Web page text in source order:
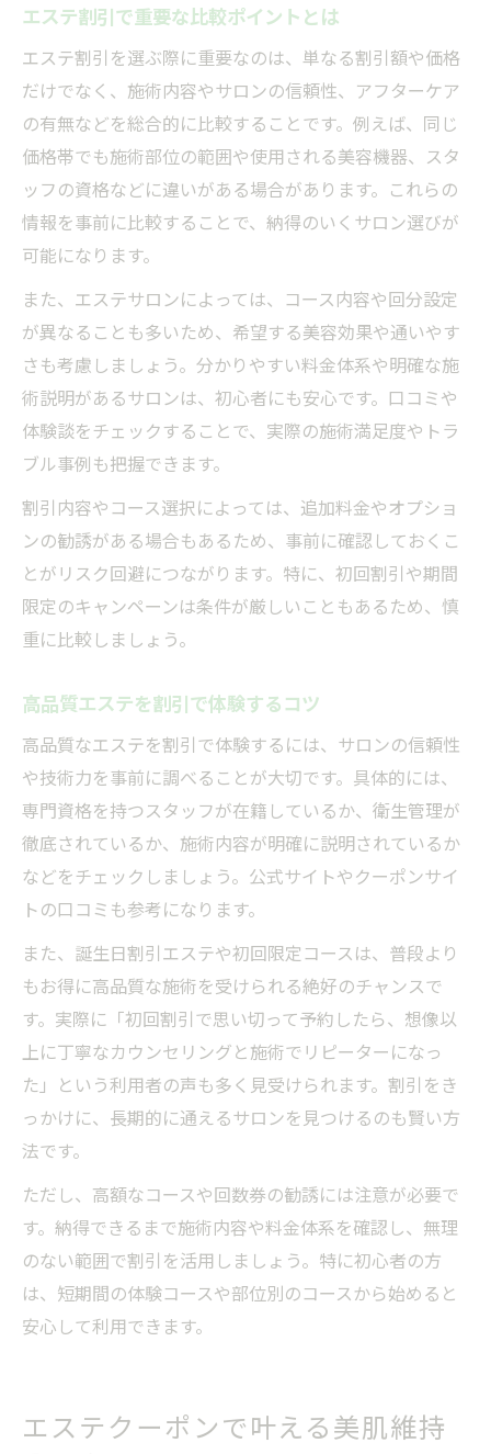
エステ割引で重要な比較ポイントとは
エステ割引を選ぶ際に重要なのは、単なる割引額や価格
だけでなく、施術内容やサロンの信頼性、アフターケア
の有無などを総合的に比較することです。例えば、同じ
価格帯でも施術部位の範囲や使用される美容機器、スタ
ッフの資格などに違いがある場合があります。これらの
情報を事前に比較することで、納得のいくサロン選びが
可能になります。
また、エステサロンによっては、コース内容や回分設定
が異なることも多いため、希望する美容効果や通いやす
さも考慮しましょう。分かりやすい料金体系や明確な施
術説明があるサロンは、初心者にも安心です。口コミや
体験談をチェックすることで、実際の施術満足度やトラ
ブル事例も把握できます。
割引内容やコース選択によっては、追加料金やオプショ
ンの勧誘がある場合もあるため、事前に確認しておくこ
とがリスク回避につながります。特に、初回割引や期間
限定のキャンペーンは条件が厳しいこともあるため、慎
重に比較しましょう。
高品質エステを割引で体験するコツ
高品質なエステを割引で体験するには、サロンの信頼性
や技術力を事前に調べることが大切です。具体的には、
専門資格を持つスタッフが在籍しているか、衛生管理が
徹底されているか、施術内容が明確に説明されているか
などをチェックしましょう。公式サイトやクーポンサイ
トの口コミも参考になります。
また、誕生日割引エステや初回限定コースは、普段より
もお得に高品質な施術を受けられる絶好のチャンスで
す。実際に「初回割引で思い切って予約したら、想像以
上に丁寧なカウンセリングと施術でリピーターになっ
た」という利用者の声も多く見受けられます。割引をき
っかけに、長期的に通えるサロンを見つけるのも賢い方
法です。
ただし、高額なコースや回数券の勧誘には注意が必要で
す。納得できるまで施術内容や料金体系を確認し、無理
のない範囲で割引を活用しましょう。特に初心者の方
は、短期間の体験コースや部位別のコースから始めると
安心して利用できます。
エステクーポンで叶える美肌維持